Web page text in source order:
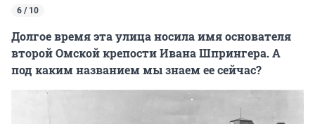
6 / 10
Долгое время эта улица носила имя основателя
второй Омской крепости Ивана Шпрингера. А
под каким названием мы знаем ее сейчас?